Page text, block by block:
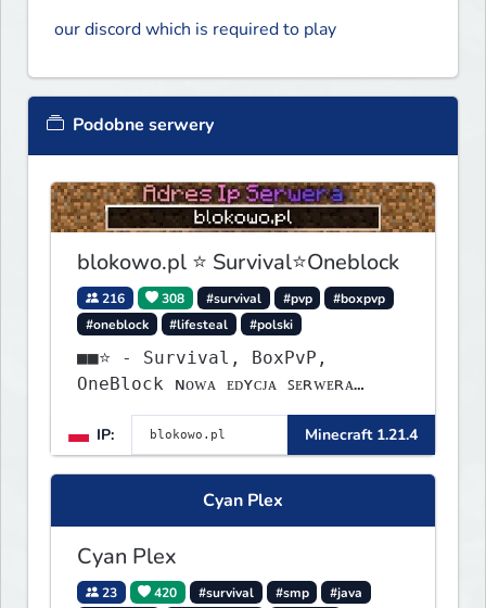
our discord which is required to play
Podobne serwery
blokowo.pl ⭐ Survival⭐Oneblock
216 308 #survival #pvp
#boxpvp
#oneblock
#lifesteal #polski
■■⭐ - Survival, BoxPvP,
OneBlock ɴᴏᴡᴀ ᴇᴅʏᴄᴊᴀ ꜱᴇʀᴡᴇʀᴀ
IP:
Minecraft 1.21.4
Cyan Plex
Cyan Plex
23 420 #survival #smp
#java